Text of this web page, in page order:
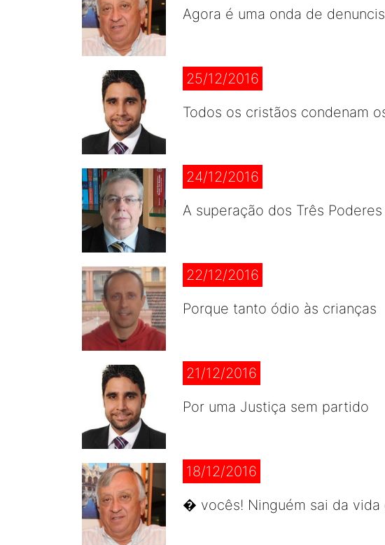
Agora é uma onda de
25/12/2016
Todos os cristãos condenam
24/12/2016
A superação dos Três Poderes
22/12/2016
Porque tanto ódio às crianças
21/12/2016
Por uma Justiça sem partido
18/12/2016
� vocês! Ninguém sai da